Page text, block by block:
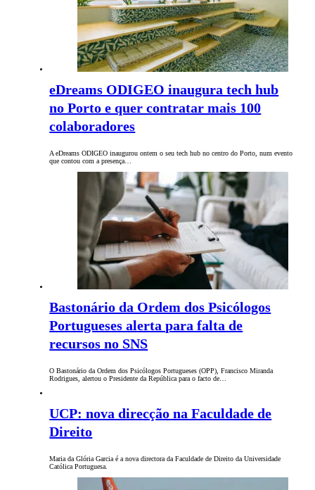
eDreams ODIGEO inaugura tech hub
no Porto e quer contratar mais 100
colaboradores
A eDreams ODIGEO inaugurou ontem o seu tech hub no centro do Porto, num evento
que contou com a presença…
Bastonário da Ordem dos Psicólogos
Portugueses alerta para falta de
recursos no SNS
O Bastonário da Ordem dos Psicólogos Portugueses (OPP), Francisco Miranda
Rodrigues, alertou o Presidente da República para o facto de…
UCP: nova direcção na Faculdade de
Direito
Maria da Glória Garcia é a nova directora da Faculdade de Direito da Universidade
Católica Portuguesa.